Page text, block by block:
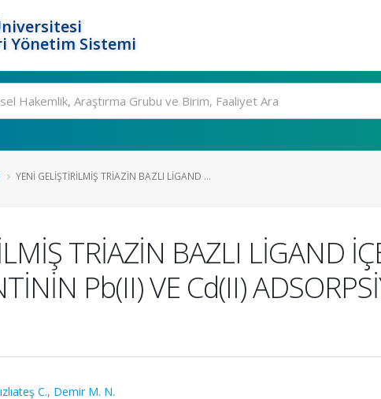
Yönetim Sistemi
YENİ GELİŞTİRİLMİŞ TRİAZİN BAZLI LİGAND ...
TRİAZİN BAZLI LİGAND
Pb(II) VE Cd(II)
C., Demir M. N.